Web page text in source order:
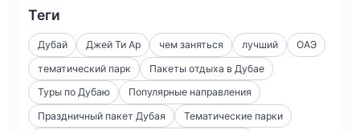
Теги
Дубай Джей Ти Ар чем заняться лучший
ОАЭ
тематический парк
Пакеты отдыха в Дубае
Туры по Дубаю
Популярные направления
Праздничный пакет Дубая
Тематические парки